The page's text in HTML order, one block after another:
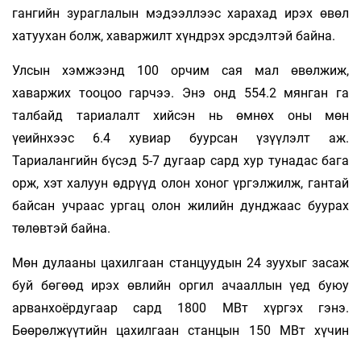
гангийн зураглалын мэдээллээс харахад ирэх өвөл
хатуухан болж, хаваржилт хүндрэх эрсдэлтэй байна.
Улсын хэмжээнд 100 орчим сая мал өвөлжиж,
хаваржих тооцоо гарчээ. Энэ онд 554.2 мянган га
талбайд тариалалт хийсэн нь өмнөх оны мөн
үеийнхээс 6.4 хувиар буурсан үзүүлэлт аж.
Тариалангийн бүсэд 5-7 дугаар сард хур тунадас бага
орж, хэт халуун өдрүүд олон хоног үргэлжилж, гантай
байсан учраас ургац олон жилийн дунджаас буурах
төлөвтэй байна.
Мөн дулааны цахилгаан станцуудын 24 зуухыг засаж
буй бөгөөд ирэх өвлийн оргил ачааллын үед буюу
арванхоёрдугаар сард 1800 МВт хүргэх гэнэ.
Бөөрөлжүүтийн цахилгаан станцын 150 МВт хүчин